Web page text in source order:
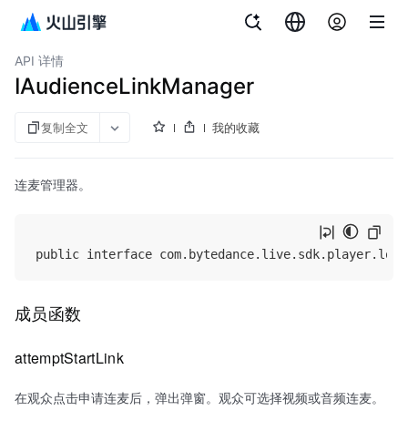
企业直播
API 详情
IAudienceLinkManager
复制全文 我的收藏
连麦管理器。
成员函数
attemptStartLink
在观众点击申请连麦后，弹出弹窗。观众可选择视频或音频连麦。